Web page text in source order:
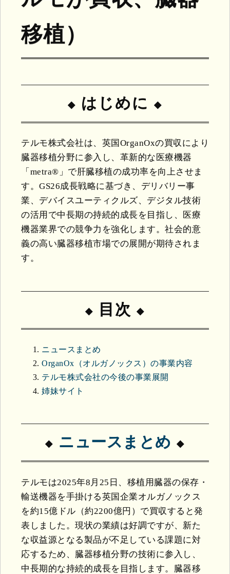
移植）
はじめに
テルモ株式会社は、英国OrganOxの買収により
臓器移植分野に参入し、革新的な医療機器
「metra®」で肝臓移植の成功率を向上させま
す。GS26成長戦略に基づき、デリバリー事
業、デバイスユーティクルズ、デジタル技術
の活用で中長期の持続的成長を目指し、医療
機器業界での競争力を強化します。社会的意
義の高い臓器移植市場での展開が期待されま
す。
目次
ニュースまとめ
OrganOx（オルガノックス）の事業内容
テルモ株式会社の今後の事業展開
姉妹サイト
ニュースまとめ
テルモは2025年8月25日、移植用臓器の保存・
輸送機器を手掛ける英国企業オルガノックス
を約15億ドル（約2200億円）で買収すると発
表しました。現状の業績は好調ですが、新た
な収益源となる製品が不足している課題に対
応するため、臓器移植分野の技術に参入し、
中長期的な持続的成長を目指します。臓器移